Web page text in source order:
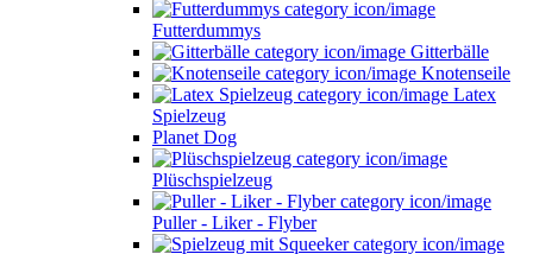
Futterdummys
Gitterbälle
Knotenseile
Latex
Spielzeug
Planet Dog
Plüschspielzeug
Puller - Liker - Flyber